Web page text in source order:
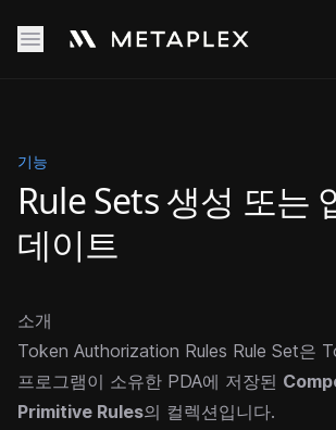
기능
Rule Sets 생성 또는
데이트
소개
Token Authorization Rules Rule Set은
프로그램이 소유한 PDA에 저장된
Primitive Rules의 컬렉션입니다.